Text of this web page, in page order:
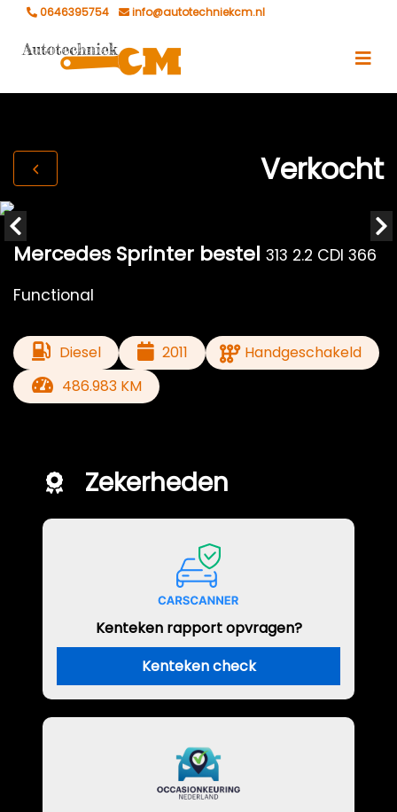
0646395754 info@autotechniekcm.nl
Verkocht
Mercedes Sprinter bestel 313 2.2 CDI 366
Functional
Diesel 2011
Handgeschakeld
486.983 KM
Zekerheden
Kenteken rapport opvragen?
Kenteken check